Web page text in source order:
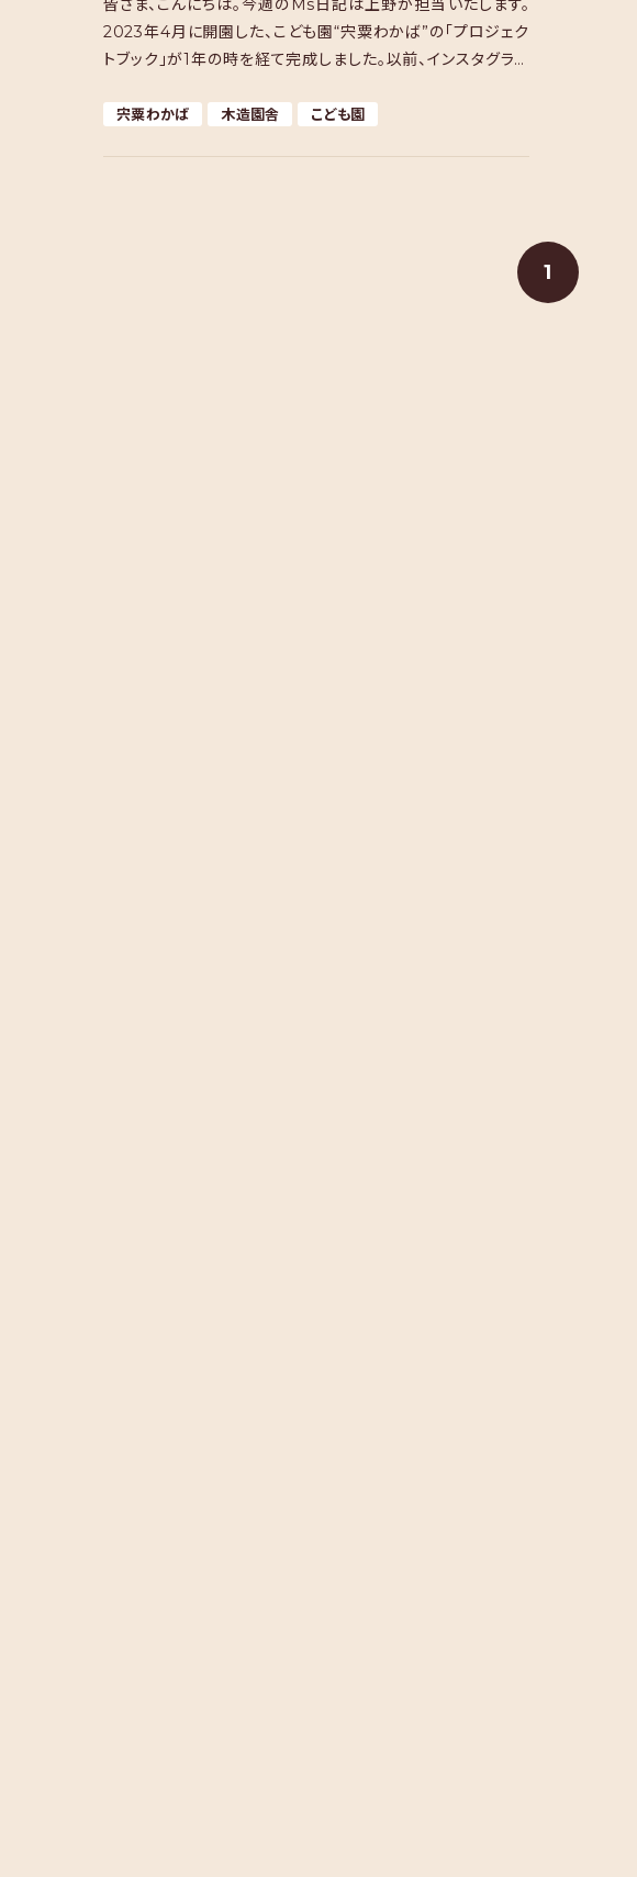
皆さま、こんにちは。今週のMs日記は上野が担当いたします。
2023年4月に開園した、こども園“宍粟わかば”の「プロジェク
トブック」が1年の時を経て完成しました。以前、インスタグラム
宍粟わかば 木造園舎 こども園
1